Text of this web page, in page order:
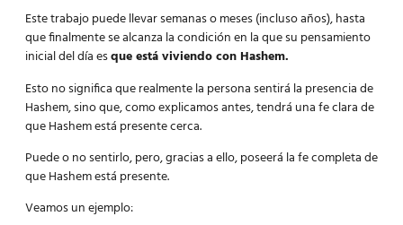
Este trabajo puede llevar semanas o meses (incluso años), hasta
que finalmente se alcanza la condición en la que su pensamiento
inicial del día esque está viviendo con Hashem.
Esto no significa que realmente la persona sentirá la presencia de
Hashem, sino que, como explicamos antes, tendrá una fe clara de
que Hashem está presente cerca.
Puede o no sentirlo, pero, gracias a ello, poseerá la fe completa de
que Hashem está presente.
Veamos un ejemplo: